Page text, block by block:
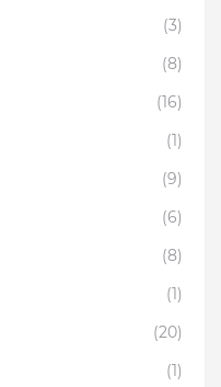
(3)
(8)
(16)
(1)
(9)
(6)
(8)
(1)
(20)
(1)